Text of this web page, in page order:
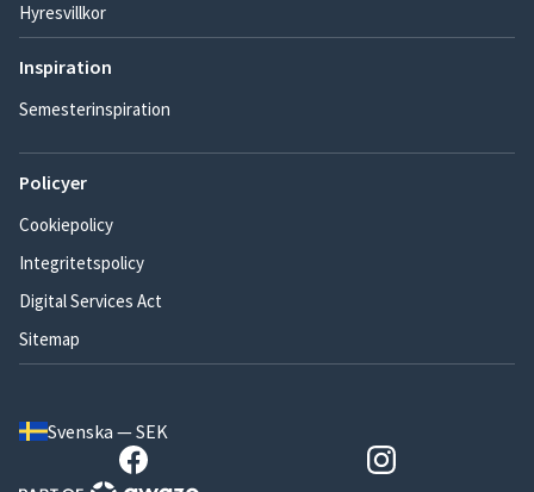
Hyresvillkor
Inspiration
Semesterinspiration
Policyer
Cookiepolicy
Integritetspolicy
Digital Services Act
Sitemap
Svenska — SEK